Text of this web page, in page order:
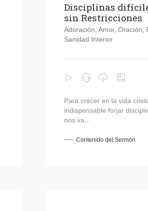
Disciplinas
sin Restricciones
Adoración ,Amor,Oración
Sanidad Interior
Para crecer en la vida
indispensable forjar
nos va...
Contenido del Sermón